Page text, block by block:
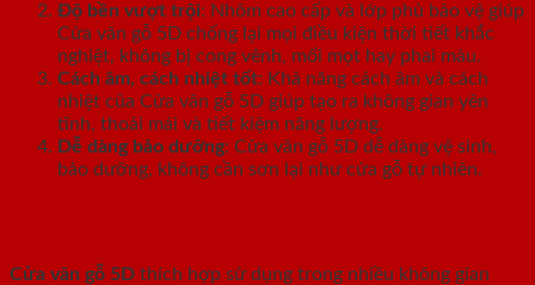
Độ bền vượt trội: Nhôm cao cấp và lớp phủ bảo vệ giúp
Cửa vân gỗ 5D chống lại mọi điều kiện thời tiết khắc
nghiệt, không bị cong vênh, mối mọt hay phai màu.
Cách âm, cách nhiệt tốt: Khả năng cách âm và cách
nhiệt của Cửa vân gỗ 5D giúp tạo ra không gian yên
tĩnh, thoải mái và tiết kiệm năng lượng.
Dễ dàng bảo dưỡng: Cửa vân gỗ 5D dễ dàng vệ sinh,
bảo dưỡng, không cần sơn lại như cửa gỗ tự nhiên.
Cửa vân gỗ 5D thích hợp sử dụng trong nhiều không gian